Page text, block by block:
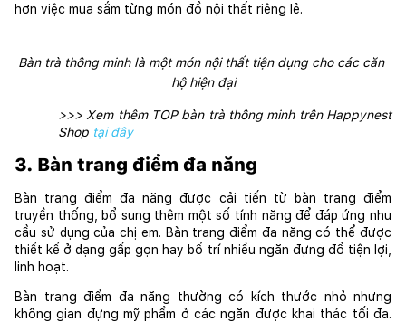
hơn việc mua sắm từng món đồ nội thất riêng lẻ.
Bàn trà thông minh là một món nội thất tiện dụng cho các căn
hộ hiện đại
>>> Xem thêm TOP bàn trà thông minh trên Happynest
Shop tại đây
3. Bàn trang điểm đa năng
Bàn trang điểm đa năng được cải tiến từ bàn trang điểm
truyền thống, bổ sung thêm một số tính năng để đáp ứng nhu
cầu sử dụng của chị em. Bàn trang điểm đa năng có thể được
thiết kế ở dạng gấp gọn hay bố trí nhiều ngăn đựng đồ tiện lợi,
linh hoạt.
Bàn trang điểm đa năng thường có kích thước nhỏ nhưng
không gian đựng mỹ phẩm ở các ngăn được khai thác tối đa.